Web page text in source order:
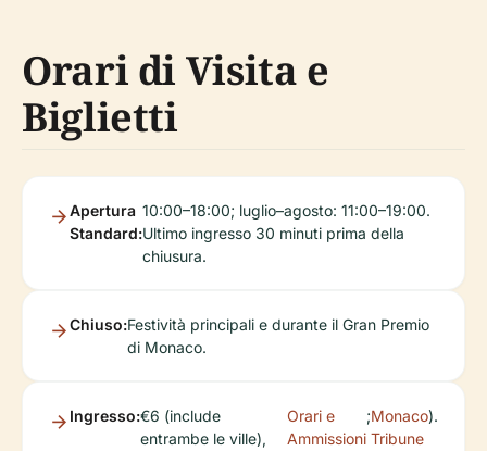
Orari di Visita e
Biglietti
Apertura
Standard:
10:00–18:00; luglio–agosto: 11:00–19:00.
Ultimo ingresso 30 minuti prima della
chiusura.
Chiuso:Festività principali e durante il Gran Premio
di Monaco.
Ingresso:€6 (include
entrambe le ville),
Orari e
Ammissioni
;Monaco
Tribune
).